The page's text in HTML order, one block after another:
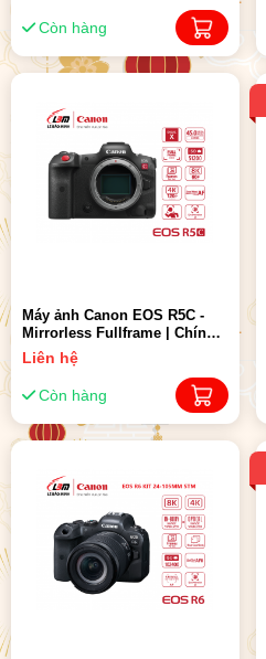
Còn hàng
Máy ảnh Canon EOS R5C -
Mirrorless Fullframe | Chính
hãng LBM
Liên hệ
Còn hàng